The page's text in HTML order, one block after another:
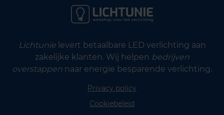
Lichtunielevert betaalbare LED verlichting aan
zakelijke klanten. Wij helpen bedrijven
overstappen naar energie besparende verlichting.
Privacy policy
Cookiebeleid